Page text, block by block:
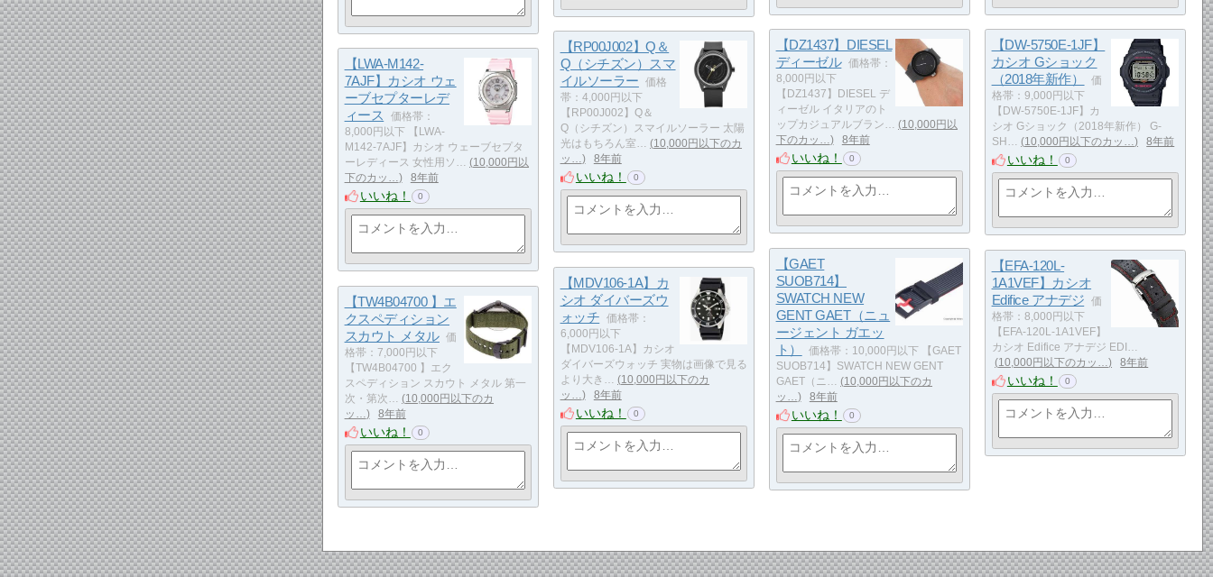
【DZ1437】DIESEL
ディーゼル
価格帯：
8,000円以下
【DZ1437】DIESEL デ
ィーゼル イタリアのト
ップカジュアルブラン…
10,000円以
下のカッ…
8年前
いいね！ 0
【DW-5750E-1JF】
カシオ Gショック
（2018年新作）
価
格帯：9,000円以下
【DW-5750E-1JF】カ
シオ Gショック（2018年新作） G-
SH…
10,000円以下のカッ… 8年前
いいね！ 0
【RP00J002】Q＆
Q（シチズン）スマ
イルソーラー
価格
帯：4,000円以下
【RP00J002】Q＆
Q（シチズン）スマイルソーラー 太陽
光はもちろん室…
10,000円以下のカ
ッ…
8年前
いいね！ 0
【LWA-M142-
7AJF】カシオ ウェ
ーブセプターレデ
ィース
価格帯：
8,000円以下 【LWA-
M142-7AJF】カシオ ウェーブセプタ
ーレディース 女性用ソ…
10,000円以
下のカッ…
8年前
いいね！ 0
【GAET
SUOB714】
SWATCH NEW
GENT GAET（ニュ
ージェント ガエッ
ト）
価格帯：10,000円以下 【GAET
SUOB714】SWATCH NEW GENT
GAET（ニ…
10,000円以下のカ
ッ…
8年前
いいね！ 0
【EFA-120L-
1A1VEF】カシオ
Edifice アナデジ
価
格帯：8,000円以下
【EFA-120L-1A1VEF】
カシオ Edifice アナデジ EDI…
10,000円以下のカッ…
8年前
いいね！ 0
【MDV106-1A】カ
シオ ダイバーズウ
ォッチ
価格帯：
6,000円以下
【MDV106-1A】カシオ
ダイバーズウォッチ 実物は画像で見る
より大き…
10,000円以下のカ
ッ…
8年前
いいね！ 0
【TW4B04700 】エ
クスペディション
スカウト メタル
価
格帯：7,000円以下
【TW4B04700 】エク
スペディション スカウト メタル 第一
次・第次…
10,000円以下のカ
ッ…
8年前
いいね！ 0